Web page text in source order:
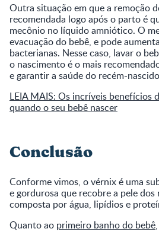
Outra situação em que a remoção
recomendada logo após o parto é
mecônio no líquido amniótico. O
evacuação do bebê, e pode
bacterianas. Nesse caso, lavar o
o nascimento é o mais
e garantir a saúde do recém-
LEIA MAIS: Os incríveis benefícios
quando o seu bebê nascer
Conclusão
Conforme vimos, o vérnix é uma
e gordurosa que recobre a pele dos
composta por água, lipídios e
Quanto ao primeiro banho do bebê